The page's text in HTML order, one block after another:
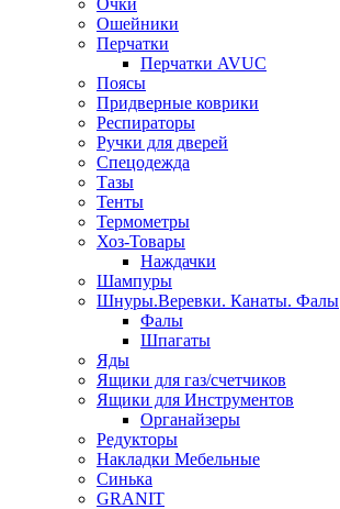
Ошейники
Перчатки
Перчатки AVUC
Поясы
Придверные коврики
Респираторы
Ручки для дверей
Спецодежда
Тазы
Тенты
Термометры
Хоз-Товары
Наждачки
Шампуры
Шнуры.Веревки. Канаты. Фалы
Фалы
Шпагаты
Яды
Ящики для газ/счетчиков
Ящики для Инструментов
Органайзеры
Редукторы
Накладки Мебельные
Синька
GRANIT